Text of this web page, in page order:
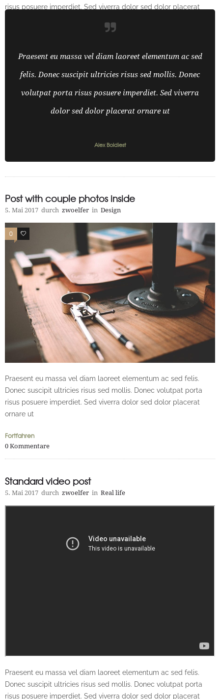
risus posuere imperdiet. Sed viverra dolor sed dolor placerat
Praesent eu massa vel diam laoreet elementum ac sed
felis. Donec suscipit ultricies risus sed mollis. Donec
volutpat porta risus posuere imperdiet. Sed viverra
dolor sed dolor placerat ornare ut
Alex Boldiest
Post with couple photos inside
5. Mai 2017 durch zwoelfer in Design
0 0
Praesent eu massa vel diam laoreet elementum ac sed felis.
Donec suscipit ultricies risus sed mollis. Donec volutpat porta
risus posuere imperdiet. Sed viverra dolor sed dolor placerat
ornare ut
Fortfahren
0 Kommentare
Standard video post
5. Mai 2017 durch zwoelfer in Real life
Praesent eu massa vel diam laoreet elementum ac sed felis.
Donec suscipit ultricies risus sed mollis. Donec volutpat porta
risus posuere imperdiet. Sed viverra dolor sed dolor placerat